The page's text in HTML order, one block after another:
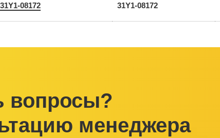
08172 31Y1-08172
вопросы?
менеджера